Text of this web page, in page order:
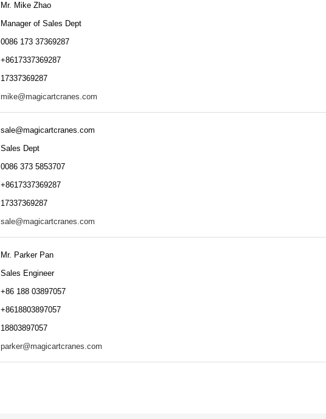
Mr. Mike Zhao
Manager of Sales Dept
0086 173 37369287
+8617337369287
17337369287
mike@magicartcranes.com
sale@magicartcranes.com
Sales Dept
0086 373 5853707
+8617337369287
17337369287
sale@magicartcranes.com
Mr. Parker Pan
Sales Engineer
+86 188 03897057
+8618803897057
18803897057
parker@magicartcranes.com